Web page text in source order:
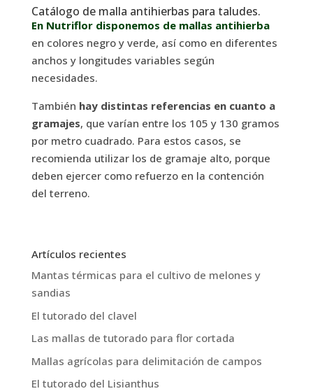
Catálogo de malla antihierbas para taludes.
En Nutriflor disponemos de mallas antihierba
en colores negro y verde, así como en diferentes
anchos y longitudes variables según
necesidades.
También hay distintas referencias en cuanto a
gramajes, que varían entre los 105 y 130 gramos
por metro cuadrado. Para estos casos, se
recomienda utilizar los de gramaje alto, porque
deben ejercer como refuerzo en la contención
del terreno.
Artículos recientes
Mantas térmicas para el cultivo de melones y
sandias
El tutorado del clavel
Las mallas de tutorado para flor cortada
Mallas agrícolas para delimitación de campos
El tutorado del Lisianthus